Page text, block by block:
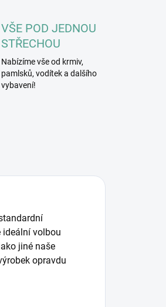
VŠE POD JEDNOU
STŘECHOU
Nabízíme vše od krmiv,
pamlsků, vodítek a dalšího
vybavení!
ideální volbou
jiné naše
opravdu